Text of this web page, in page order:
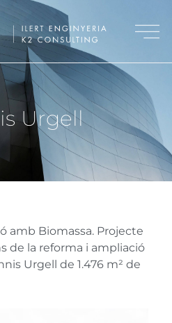
Urgell
amb Biomassa. Projecte
de la reforma i ampliació
Urgell de 1.476 m² de